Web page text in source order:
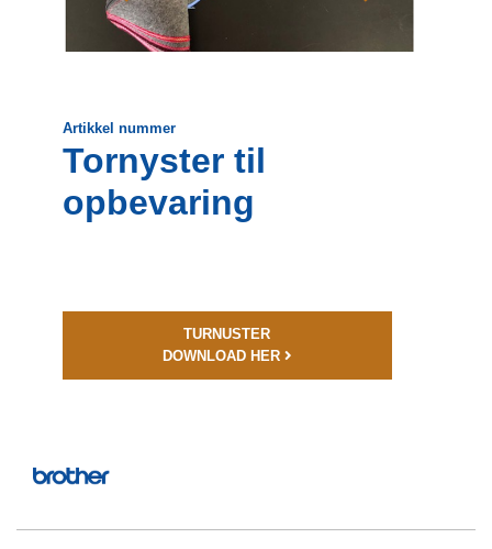
Artikkel nummer
Tornyster til
opbevaring
TURNUSTER
DOWNLOAD HER